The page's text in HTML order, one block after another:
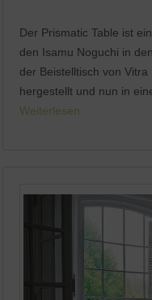
Der Prismatic Table ist
den Isamu Noguchi in
der Beistelltisch von
hergestellt und nun in
Weiterlesen